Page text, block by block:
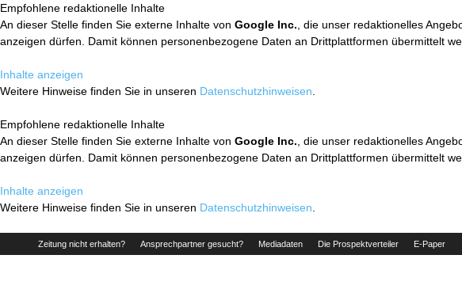
Empfohlene redaktionelle Inhalte
An dieser Stelle finden Sie externe Inhalte von Google Inc. , die unser redaktionelles
anzeigen dürfen. Damit können personenbezogene Daten an Drittplattformen übermittelt
Inhalte anzeigen
Weitere Hinweise finden Sie in unseren Datenschutzhinweisen
Empfohlene redaktionelle Inhalte
An dieser Stelle finden Sie externe Inhalte von Google Inc. , die unser redaktionelles
anzeigen dürfen. Damit können personenbezogene Daten an Drittplattformen übermittelt
Inhalte anzeigen
Weitere Hinweise finden Sie in unseren Datenschutzhinweisen
Zeitung nicht erhalten? Ansprechpartner gesucht? Mediadaten Die Prospektverteiler E-Paper